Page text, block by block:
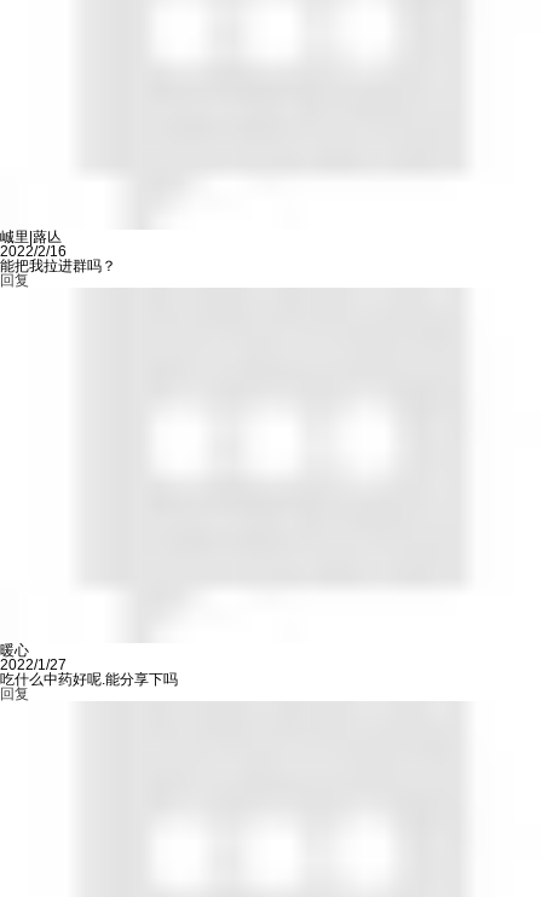
峸里|蕗亾
2022/2/16
能把我拉进群吗？
回复
暖心
2022/1/27
吃什么中药好呢.能分享下吗
回复